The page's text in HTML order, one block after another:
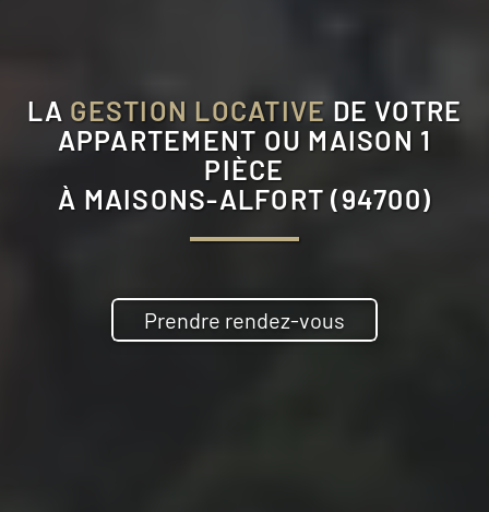
LA GESTION LOCATIVE DE VOTRE
APPARTEMENT OU MAISON 1
PIÈCE
À MAISONS-ALFORT (94700)
Prendre rendez-vous